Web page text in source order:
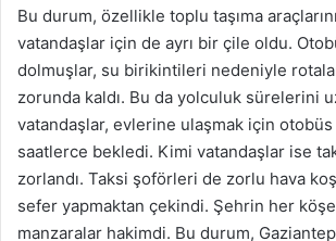
Bu durum, özellikle toplu taşıma
vatandaşlar için de ayrı bir çile oldu.
dolmuşlar, su birikintileri nedeniyle
zorunda kaldı. Bu da yolculuk sürelerini
vatandaşlar, evlerine ulaşmak için otobüs
saatlerce bekledi. Kimi vatandaşlar ise
zorlandı. Taksi şoförleri de zorlu hava
sefer yapmaktan çekindi. Şehrin her
manzaralar hakimdi. Bu durum,